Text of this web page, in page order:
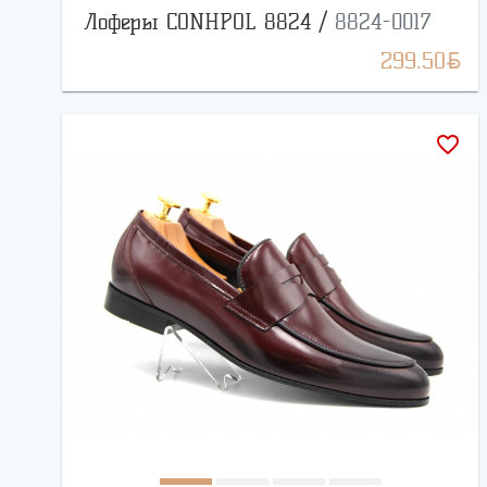
Лоферы CONHPOL 8824 / 8824-0017
299.50BYN
favorite_border